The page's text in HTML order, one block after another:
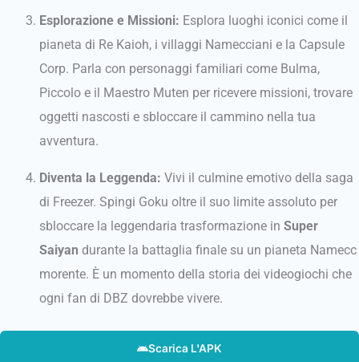
Esplorazione e Missioni: Esplora luoghi iconici come il
pianeta di Re Kaioh, i villaggi Namecciani e la Capsule
Corp. Parla con personaggi familiari come Bulma,
Piccolo e il Maestro Muten per ricevere missioni, trovare
oggetti nascosti e sbloccare il cammino nella tua
avventura.
Diventa la Leggenda: Vivi il culmine emotivo della saga
di Freezer. Spingi Goku oltre il suo limite assoluto per
sbloccare la leggendaria trasformazione inSuper
Saiyan durante la battaglia finale su un pianeta Namecc
morente. È un momento della storia dei videogiochi che
ogni fan di DBZ dovrebbe vivere.
Scarica L'APK